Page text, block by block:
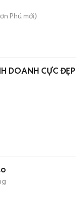
Phú mới)
DOANH CỰC